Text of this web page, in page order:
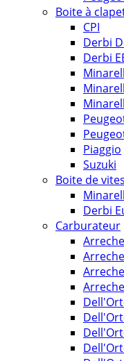
Boite à
CPI
Derbi
Derbi
Piaggio
Suzuki
Boite de
Derbi
Carburateur